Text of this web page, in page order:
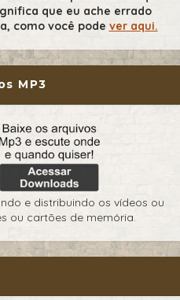
que eu ache errado
como você pode ver aqui.
MP3
e distribuindo os vídeos ou
ou cartões de memória.